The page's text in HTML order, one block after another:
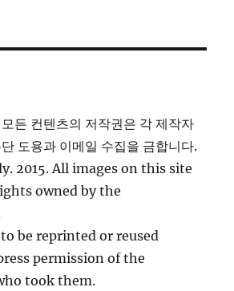
든 컨텐츠의 저작권은 각 제작자
도용과 이메일 수집을 금합니다.
2015. All images on this site
owned by the
be reprinted or reused
permission of the
took them.